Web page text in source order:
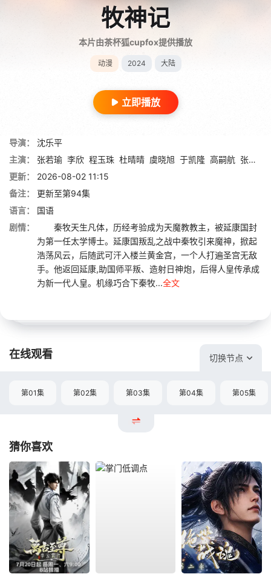
牧神记
本片由茶杯狐cupfox提供播放
动漫 2024 大陆
立即播放
导演：
沈乐平
主演：
张若瑜 李欣 程玉珠 杜晴晴 虞晓旭 于凯隆 高嗣航 张恒
更新：
2026-08-02 11:15
备注：
更新至第94集
语言：
国语
剧情：
秦牧天生凡体，历经考验成为天魔教教主，被延康国封
为第一任太学博士。延康国叛乱之战中秦牧引来魔神，掀起
浩荡风云，后随武可汗入楼兰黄金宫，一个人打遍圣宫无敌
手。他返回延康,助国师平叛、造射日神炮，后得人皇传承成
为新一代人皇。机缘巧合下秦牧...全文
在线观看 切换节点
第01集 第02集 第03集 第04集 第05集
猜你喜欢